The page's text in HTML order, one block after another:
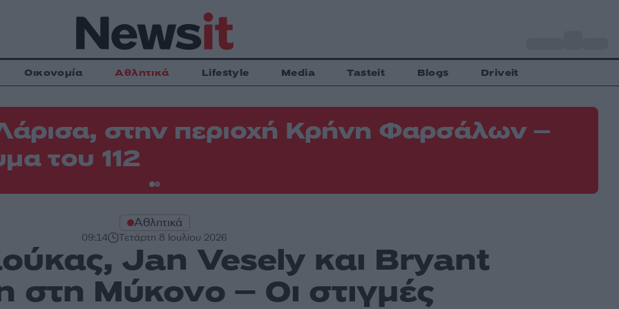
Οικονομία Αθλητικά Lifestyle Media Tasteit Blogs Driveit
στην περιοχή Κρήνη Φαρσάλων –
του 112
Αθλητικά
09:14 Τετάρτη 8 Ιουλίου 2026
Jan Vesely και Bryant
στη Μύκονο – Οι στιγμές